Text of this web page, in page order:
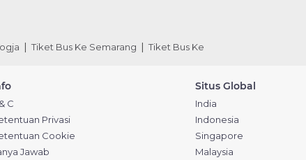
Tiket Bus Ke Semarang
Tiket Bus Ke
C
Privasi
Cookie
Jawab
Situs Global
India
Indonesia
Singapore
Malaysia